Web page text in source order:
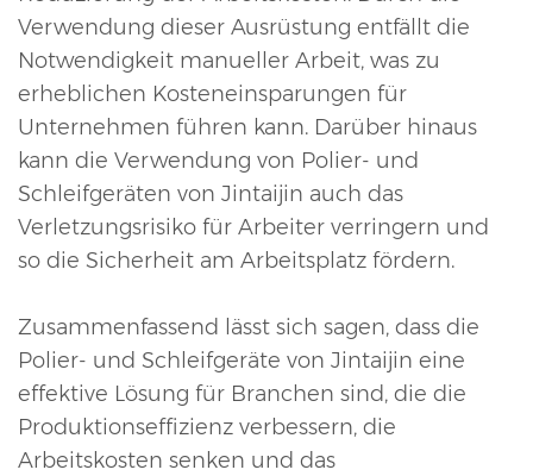
Verwendung dieser Ausrüstung entfällt die
Notwendigkeit manueller Arbeit, was zu
erheblichen Kosteneinsparungen für
Unternehmen führen kann. Darüber hinaus
kann die Verwendung von Polier- und
Schleifgeräten von Jintaijin auch das
Verletzungsrisiko für Arbeiter verringern und
so die Sicherheit am Arbeitsplatz fördern.
Zusammenfassend lässt sich sagen, dass die
Polier- und Schleifgeräte von Jintaijin eine
effektive Lösung für Branchen sind, die die
Produktionseffizienz verbessern, die
Arbeitskosten senken und das